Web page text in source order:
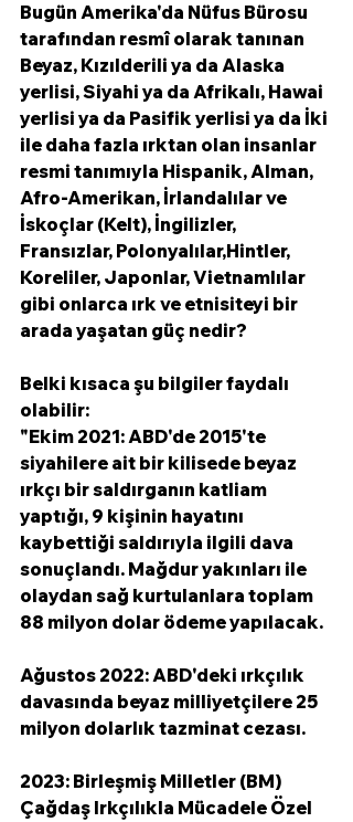
Bugün Amerika'da Nüfus Bürosu
tarafından resmî olarak tanınan
Beyaz, Kızılderili ya da Alaska
yerlisi, Siyahi ya da Afrikalı, Hawai
yerlisi ya da Pasifik yerlisi ya da İki
ile daha fazla ırktan olan insanlar
resmi tanımıyla Hispanik, Alman,
Afro-Amerikan, İrlandalılar ve
İskoçlar (Kelt), İngilizler,
Fransızlar, Polonyalılar,Hintler,
Koreliler, Japonlar, Vietnamlılar
gibi onlarca ırk ve etnisiteyi bir
arada yaşatan güç nedir?
Belki kısaca şu bilgiler faydalı
olabilir:
"Ekim 2021: ABD'de 2015'te
siyahilere ait bir kilisede beyaz
ırkçı bir saldırganın katliam
yaptığı, 9 kişinin hayatını
kaybettiği saldırıyla ilgili dava
sonuçlandı. Mağdur yakınları ile
olaydan sağ kurtulanlara toplam
88 milyon dolar ödeme yapılacak.
Ağustos 2022: ABD'deki ırkçılık
davasında beyaz milliyetçilere 25
milyon dolarlık tazminat cezası.
2023: Birleşmiş Milletler (BM)
Çağdaş Irkçılıkla Mücadele Özel